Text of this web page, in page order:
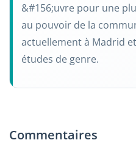
&#156;uvre pour une
au pouvoir de la
actuellement à Madrid
études de genre.
Commentaires